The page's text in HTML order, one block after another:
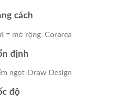
cách
= mở rộng Corarea
định
ngọt-Draw Design
độ